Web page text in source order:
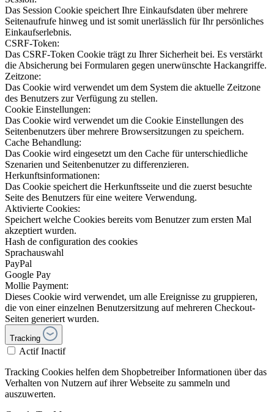
Das Session Cookie speichert Ihre Einkaufsdaten über mehrere
Seitenaufrufe hinweg und ist somit unerlässlich für Ihr persönliches
Einkaufserlebnis.
CSRF-Token:
Das CSRF-Token Cookie trägt zu Ihrer Sicherheit bei. Es verstärkt
die Absicherung bei Formularen gegen unerwünschte Hackangriffe.
Zeitzone:
Das Cookie wird verwendet um dem System die aktuelle Zeitzone
des Benutzers zur Verfügung zu stellen.
Cookie Einstellungen:
Das Cookie wird verwendet um die Cookie Einstellungen des
Seitenbenutzers über mehrere Browsersitzungen zu speichern.
Cache Behandlung:
Das Cookie wird eingesetzt um den Cache für unterschiedliche
Szenarien und Seitenbenutzer zu differenzieren.
Herkunftsinformationen:
Das Cookie speichert die Herkunftsseite und die zuerst besuchte
Seite des Benutzers für eine weitere Verwendung.
Aktivierte Cookies:
Speichert welche Cookies bereits vom Benutzer zum ersten Mal
akzeptiert wurden.
Hash de configuration des cookies
Sprachauswahl
PayPal
Google Pay
Mollie Payment:
Dieses Cookie wird verwendet, um alle Ereignisse zu gruppieren,
die von einer einzelnen Benutzersitzung auf mehreren Checkout-
Seiten generiert wurden.
Tracking
Actif Inactif
Tracking Cookies helfen dem Shopbetreiber Informationen über das
Verhalten von Nutzern auf ihrer Webseite zu sammeln und
auszuwerten.